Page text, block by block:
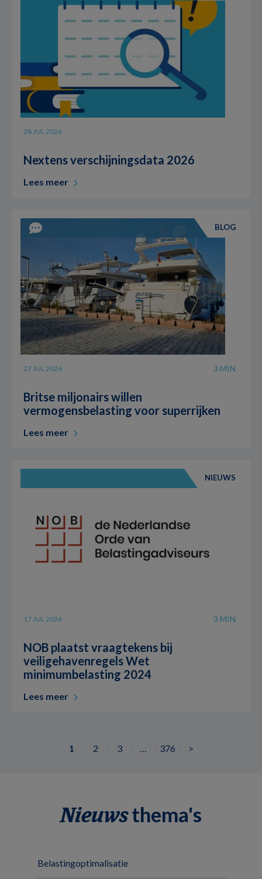
28 JUL 2026
Nextens verschijningsdata 2026
Lees meer
BLOG
27 JUL 2026 3 MIN
Britse miljonairs willen
vermogensbelasting voor superrijken
Lees meer
NIEUWS
17 JUL 2026 3 MIN
NOB plaatst vraagtekens bij
veiligehavenregels Wet
minimumbelasting 2024
Lees meer
1 2 3 … 376 >
Nieuwsthema's
Belastingoptimalisatie